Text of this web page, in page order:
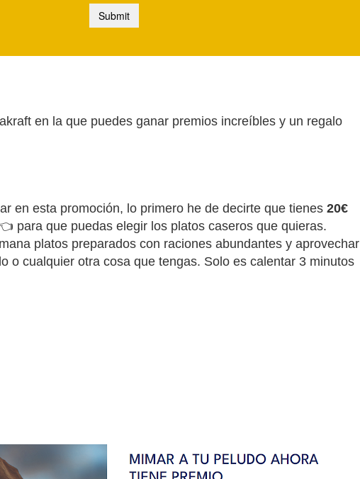
en la que puedes ganar premios increíbles y un regalo
en esta promoción, lo primero he de decirte que tienes 20€
para que puedas elegir los platos caseros que quieras.
platos preparados con raciones abundantes y aprovechar
o cualquier otra cosa que tengas. Solo es calentar 3 minutos